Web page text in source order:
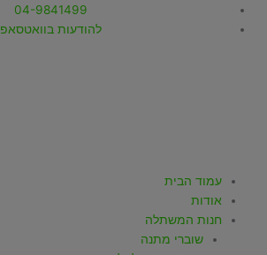
דילוג
לתוכן
04-9841499
להודעות בוואטסאפ
c
e
u
t
עמוד הבית
אודות
חנות המשתלה
שוברי מתנה